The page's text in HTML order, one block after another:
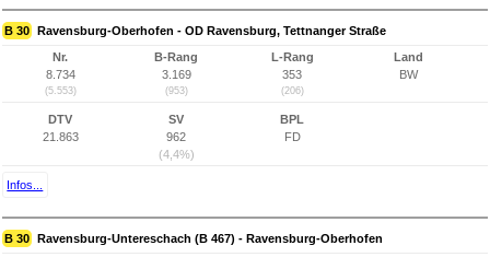
B 30 Ravensburg-Oberhofen - OD Ravensburg, Tettnanger Straße
Nr.
8.734
(5.553)
B-Rang
3.169
(953)
L-Rang
353
(206)
Land
BW
DTV
21.863
SV
962
(4,4%)
BPL
FD
Infos...
B 30 Ravensburg-Untereschach (B 467) - Ravensburg-Oberhofen